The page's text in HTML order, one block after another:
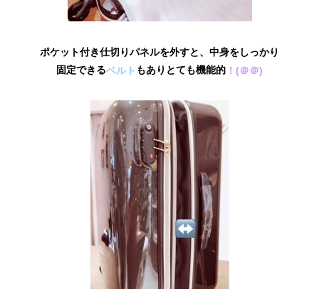
ポケット付き仕切りパネルを外すと、中身をしっかり
固定できるベルト もありとても機能的 ！(＠＠)